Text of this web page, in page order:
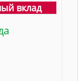
вклад